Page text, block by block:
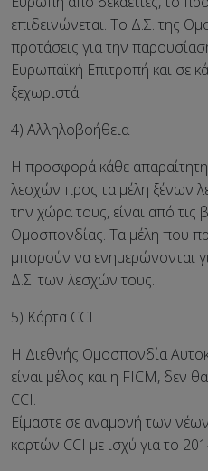
επιδεινώνεται. Το Δ.Σ. της
προτάσεις για την
Ευρωπαϊκή Επιτροπή και σε
ξεχωριστά.
4) Αλληλοβοήθεια
Η προσφορά κάθε
λεσχών προς τα μέλη ξένων
την χώρα τους, είναι από τις
Ομοσπονδίας. Τα μέλη που
μπορούν να ενημερώνονται
Δ.Σ. των λεσχών τους.
5) Κάρτα CCI
H Διεθνής Ομοσπονδία
είναι μέλος και η FICM, δεν
CCI.
Είμαστε σε αναμονή των
καρτών CCI με ισχύ για το